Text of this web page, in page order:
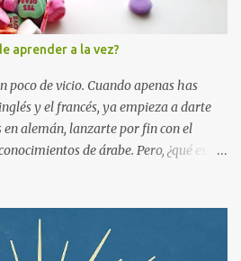
aprender a la vez?
poco de vicio. Cuando apenas has
y el francés, ya empieza a darte
alemán, lanzarte por fin con el
de árabe. Pero, ¿qué es lo
que le dedicamos a estudiar , nos
final, aprendamos un poco de todo y